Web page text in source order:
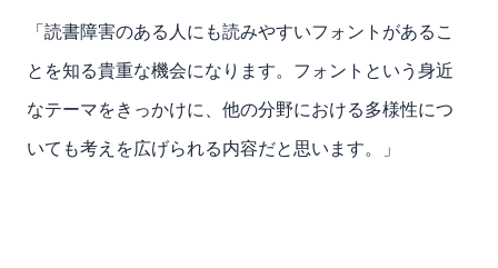
「読書障害のある人にも読みやすいフォントがあるこ
とを知る貴重な機会になります。フォントという身近
なテーマをきっかけに、他の分野における多様性につ
いても考えを広げられる内容だと思います。」